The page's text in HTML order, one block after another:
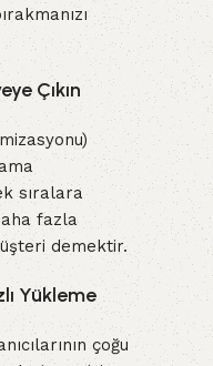
Çıkın
sıralara
fazla
demektir.
Yükleme
çoğu